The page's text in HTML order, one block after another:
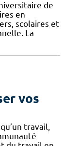
de
en
scolaires et
La
vos
travail,